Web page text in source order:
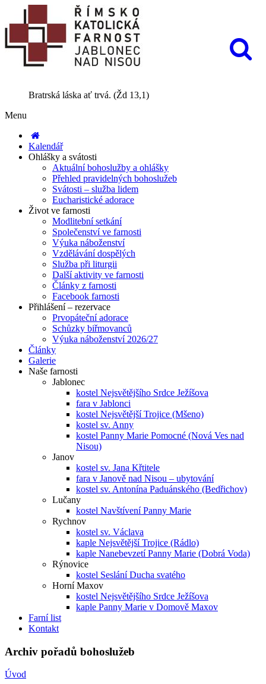
Bratrská láska ať trvá. (Žd 13,1)
Menu
Kalendář
Ohlášky a svátosti
Aktuální bohoslužby a ohlášky
Přehled pravidelných bohoslužeb
Svátosti – služba lidem
Eucharistické adorace
Život ve farnosti
Modlitební setkání
Společenství ve farnosti
Výuka náboženství
Vzdělávání dospělých
Služba při liturgii
Další aktivity ve farnosti
Články z farnosti
Facebook farnosti
Přihlášení – rezervace
Prvopáteční adorace
Schůzky biřmovanců
Výuka náboženství 2026/27
Články
Galerie
Naše farnosti
Jablonec
kostel Nejsvětějšího Srdce Ježíšova
fara v Jablonci
kostel Nejsvětější Trojice (Mšeno)
kostel sv. Anny
kostel Panny Marie Pomocné (Nová Ves nad
Nisou)
Janov
kostel sv. Jana Křtitele
fara v Janově nad Nisou – ubytování
kostel sv. Antonína Paduánského (Bedřichov)
Lučany
kostel Navštívení Panny Marie
Rychnov
kostel sv. Václava
kaple Nejsvětější Trojice (Rádlo)
kaple Nanebevzetí Panny Marie (Dobrá Voda)
Rýnovice
kostel Seslání Ducha svatého
Horní Maxov
kostel Nejsvětějšího Srdce Ježíšova
kaple Panny Marie v Domově Maxov
Farní list
Kontakt
Archiv pořadů bohoslužeb
Úvod